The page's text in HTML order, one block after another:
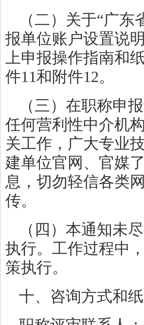
（二）关于“广
报单位账户设置说
上申报操作指南和
件11和附件12。
（三）在职称申
任何营利性中介机
关工作，广大专业
建单位官网、官媒
息，切勿轻信各类
传。
（四）本通知未
执行。工作过程中
策执行。
十、咨询方式和